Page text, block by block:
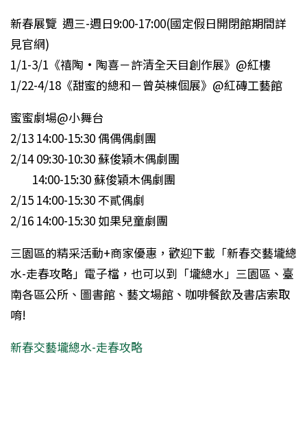
新春展覽 週三-週日9:00-17:00(國定假日開閉館期間詳
見官網)
1/1-3/1《禧陶•陶喜－許清全天目創作展》@紅樓
1/22-4/18《甜蜜的總和－曾英棟個展》@紅磚工藝館
蜜蜜劇場@小舞台
2/13 14:00-15:30 偶偶偶劇團
2/14 09:30-10:30 蘇俊穎木偶劇團
14:00-15:30 蘇俊穎木偶劇團
2/15 14:00-15:30 不貳偶劇
2/16 14:00-15:30 如果兒童劇團
三園區的精采活動+商家優惠，歡迎下載「新春交藝壠總
水-走春攻略」電子檔，也可以到「壠總水」三園區、臺
南各區公所、圖書館、藝文場館、咖啡餐飲及書店索取
唷!
新春交藝壠總水-走春攻略